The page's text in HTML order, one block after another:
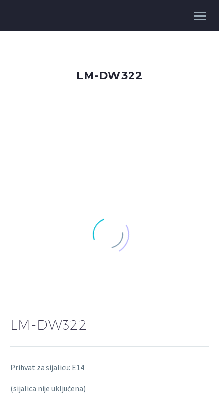
LM-DW322
LM-DW322
Prihvat za sijalicu: E14
(sijalica nije uključena)